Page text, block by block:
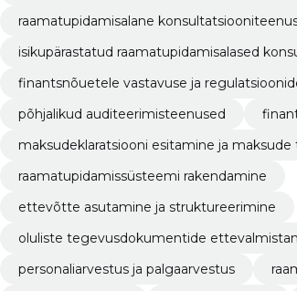
raamatupidamisalane
isikupärastatud raamatupidamisalased
finantsnõuetele vastavuse ja
põhjalikud auditeerimisteenused
maksudeklaratsiooni esitamine ja maksude
raamatupidamissüsteemi rakendamine
ettevõtte asutamine ja struktureerimine
oluliste tegevusdokumentide
personaliarvestus ja palgaarvestus